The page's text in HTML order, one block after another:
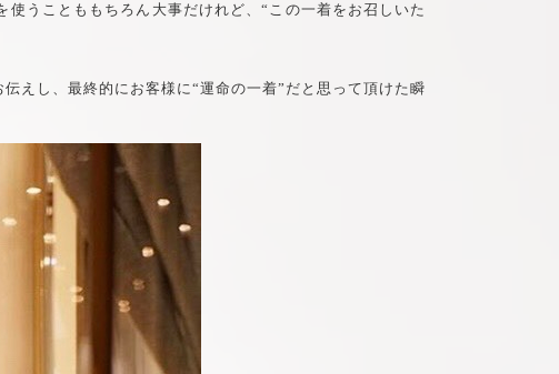
うことももちろん大事だけれど、“この一着をお召しいた
えし、最終的にお客様に“運命の一着”だと思って頂けた瞬